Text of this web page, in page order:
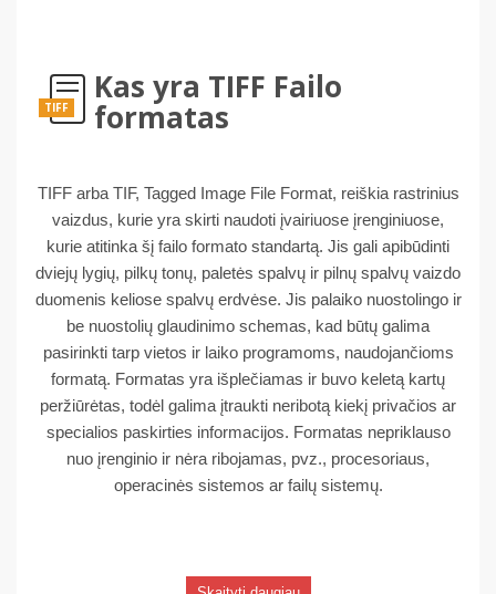
TIFF
Kas yra TIFF Failo
formatas
TIFF arba TIF, Tagged Image File Format, reiškia rastrinius
vaizdus, ​​kurie yra skirti naudoti įvairiuose įrenginiuose,
kurie atitinka šį failo formato standartą. Jis gali apibūdinti
dviejų lygių, pilkų tonų, paletės spalvų ir pilnų spalvų vaizdo
duomenis keliose spalvų erdvėse. Jis palaiko nuostolingo ir
be nuostolių glaudinimo schemas, kad būtų galima
pasirinkti tarp vietos ir laiko programoms, naudojančioms
formatą. Formatas yra išplečiamas ir buvo keletą kartų
peržiūrėtas, todėl galima įtraukti neribotą kiekį privačios ar
specialios paskirties informacijos. Formatas nepriklauso
nuo įrenginio ir nėra ribojamas, pvz., procesoriaus,
operacinės sistemos ar failų sistemų.